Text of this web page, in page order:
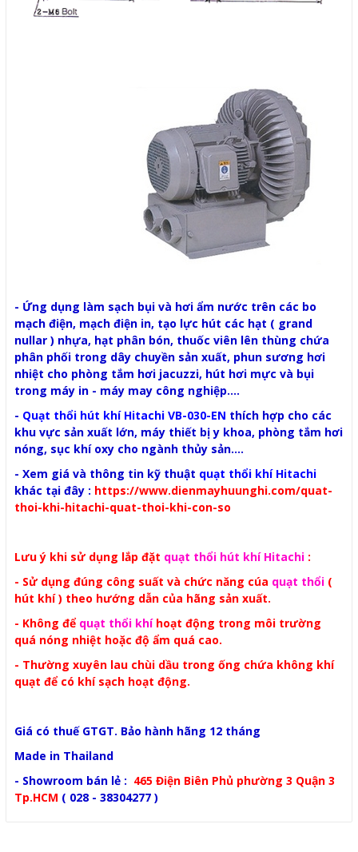
- Ứng dụng làm sạch bụi và hơi ẩm nước trên các bo
mạch điện, mạch điện in, tạo lực hút các hạt ( grand
nullar ) nhựa, hạt phân bón, thuốc viên lên thùng chứa
phân phối trong dây chuyền sản xuất, phun sương hơi
nhiệt cho phòng tắm hơi jacuzzi, hút hơi mực và bụi
trong máy in - máy may công nghiệp....
- Quạt thổi hút khí Hitachi VB-030-EN thích hợp cho các
khu vực sản xuất lớn, máy thiết bị y khoa, phòng tắm hơi
nóng, sục khí oxy cho ngành thủy sản....
- Xem giá và thông tin kỹ thuật quạt thổi khí Hitachi
khác tại đây : https://www.dienmayhuunghi.com/quat-
thoi-khi-hitachi-quat-thoi-khi-con-so
Lưu ý khi sử dụng lắp đặt quạt thổi hút khí Hitachi :
- Sử dụng đúng công suất và chức năng cúa quạt thổi (
hút khí ) theo hướng dẫn của hãng sản xuất.
- Không để quạt thổi khíhoạt động trong môi trường
quá nóng nhiệt hoặc độ ẩm quá cao.
- Thường xuyên lau chùi dầu trong ống chứa không khí
quạt để có khí sạch hoạt động.
Giá có thuế GTGT. Bảo hành hãng 12 tháng
Made in Thailand
- Showroom bán lẻ : 465 Điện Biên Phủ phường 3 Quận 3
Tp.HCM ( 028 - 38304277 )